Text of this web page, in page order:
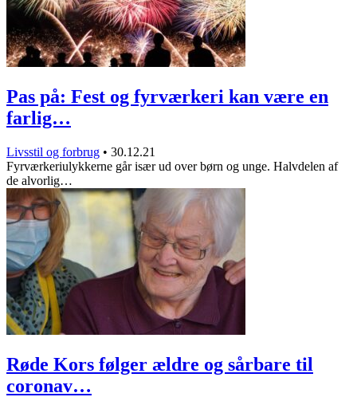
Pas på: Fest og fyrværkeri kan være en
farlig…
Livsstil og forbrug • 30.12.21
Fyrværkeriulykkerne går især ud over børn og unge. Halvdelen af
de alvorlig…
Røde Kors følger ældre og sårbare til
coronav…